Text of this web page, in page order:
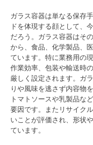
ガラス容器は単なる保存
ドを体現する顔として、
だろう。ガラス容器はそ
から、食品、化学製品、
ています。特に業務用の
作業効率、包装や輸送時
厳しく設定されます。ガ
りや風味を逃さず内容物
トマトソースや乳製品な
要因です。またリサイク
いことが評価され、形状
ています。